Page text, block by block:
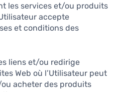
les services et/ou produits
accepte
et conditions des
liens et/ou redirige
Web où l’Utilisateur peut
acheter des produits